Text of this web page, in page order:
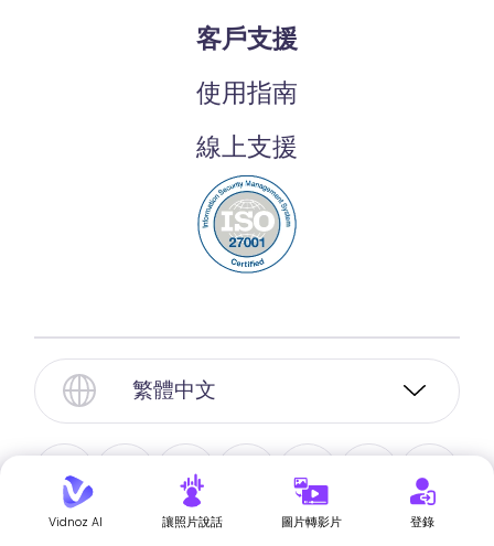
客戶支援
使用指南
線上支援
繁體中文
Vidnoz AI 讓照片說話 圖片轉影片 登錄